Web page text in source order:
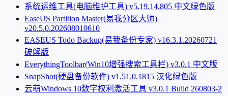
系统运维工具(电脑维护工具) v5.19.14.805 中文绿色版
EaseUS Partition Master(易我分区大师)
v20.5.0.202608010610
EASEUS Todo Backup(易我备份专家) v16.3.1.20260721
破解版
EverythingToolbar(Win10增强搜索工具栏) v3.0.1 中文版
SnapShot(硬盘备份软件) v1.51.0.1815 汉化绿色版
云萌Windows 10数字权利激活工具 v3.0.1 Build 260803-2